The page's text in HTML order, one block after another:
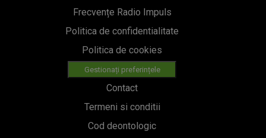
Frecvențe Radio Impuls
Politica de confidentialitate
Politica de cookies
Gestionați preferințele
Contact
Termeni si conditii
Cod deontologic